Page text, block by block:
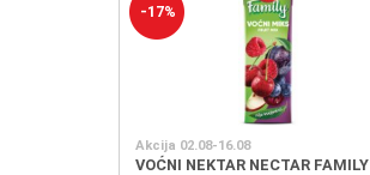
-17%
Akcija 02.08-16.08
VOĆNI NEKTAR NECTAR FAMILY